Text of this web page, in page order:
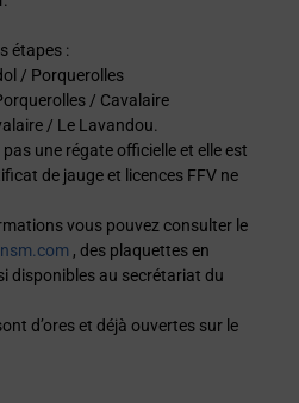
étapes :
/ Porquerolles
/ Cavalaire
/ Le Lavandou.
une régate officielle et elle est
de jauge et licences FFV ne
vous pouvez consulter le
, des plaquettes en
disponibles au secrétariat du
d’ores et déjà ouvertes sur le